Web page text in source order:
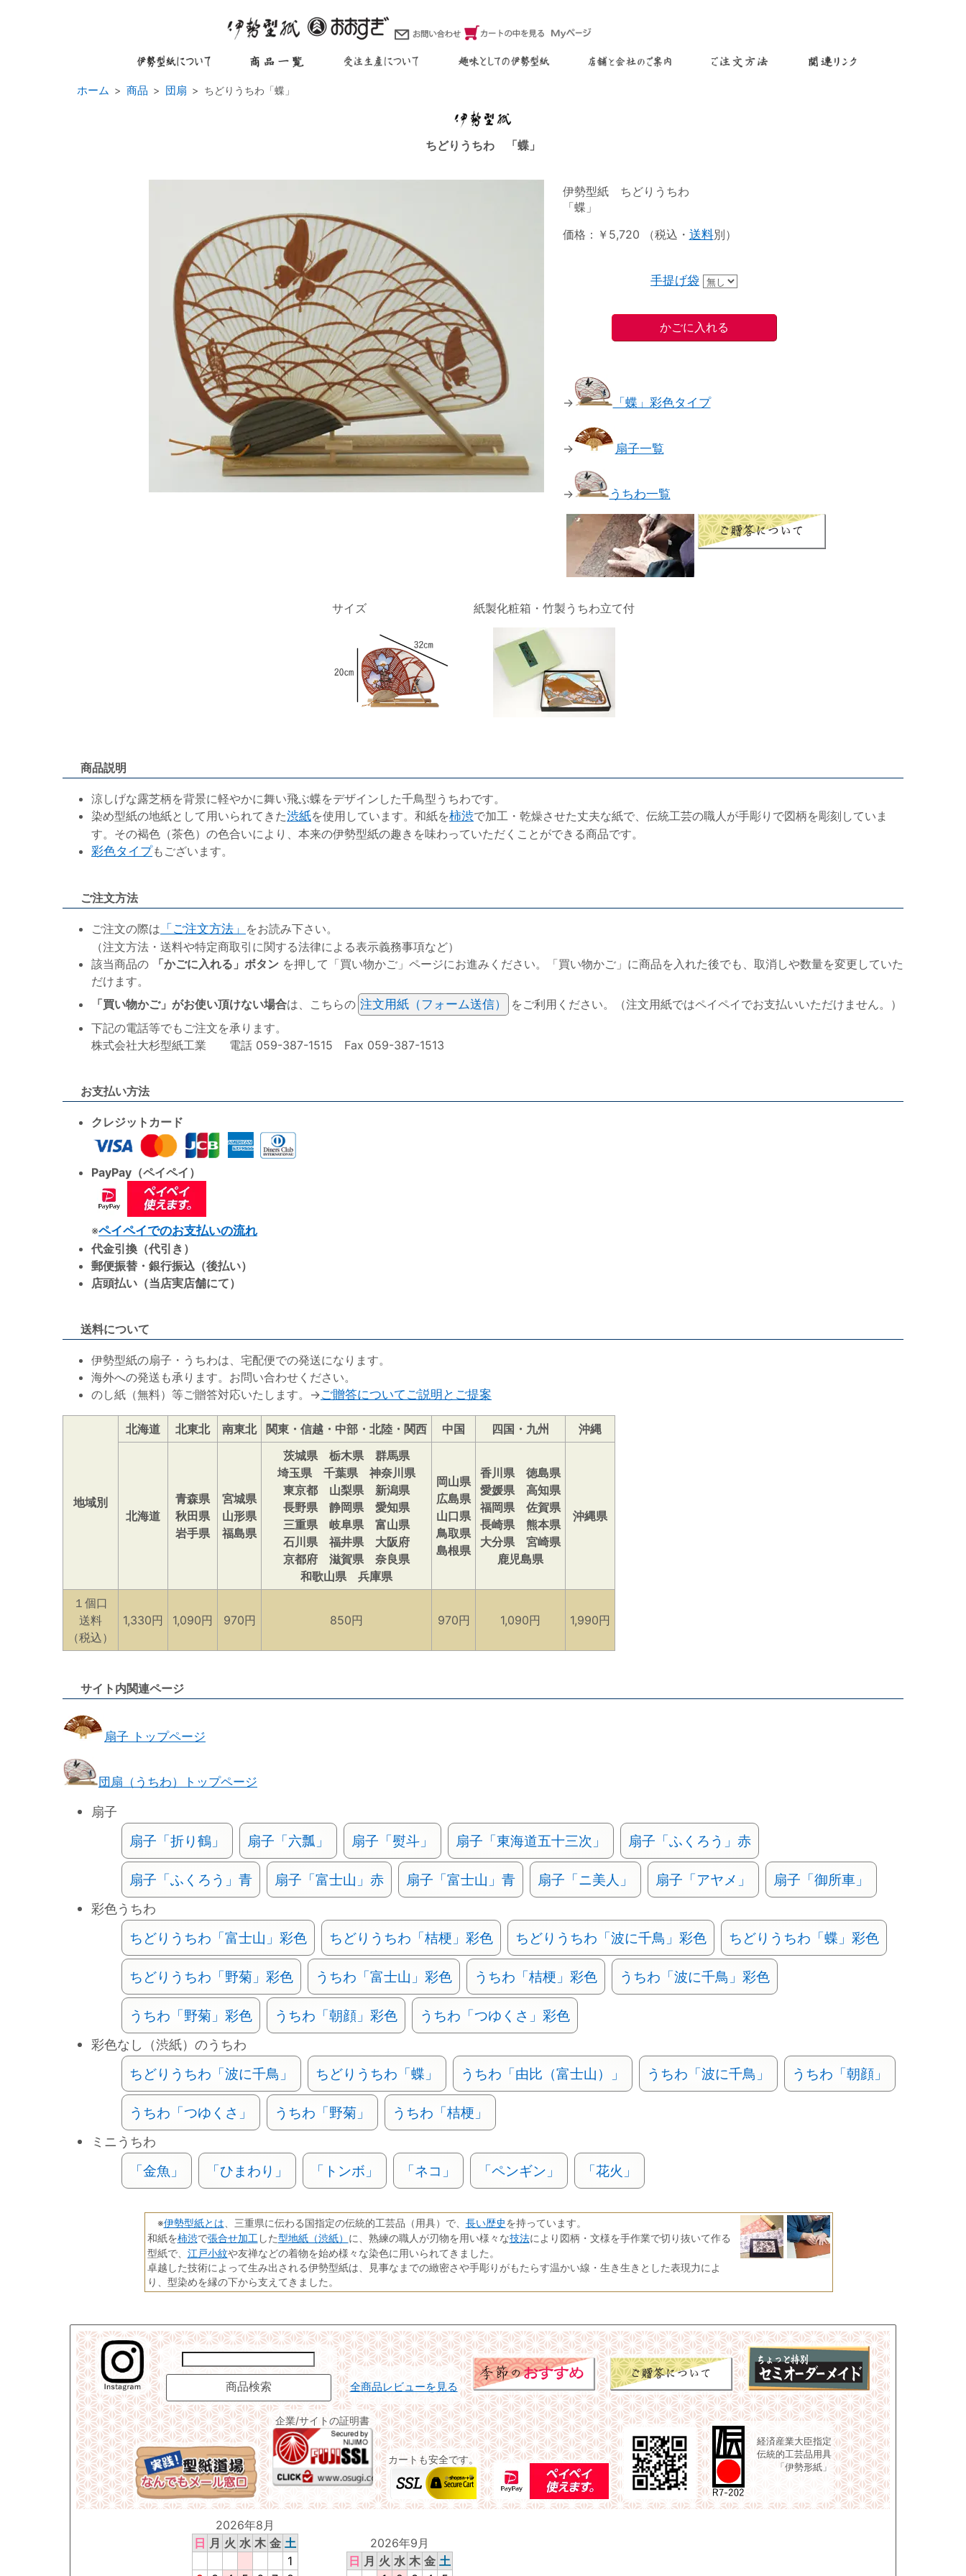
ホーム 商品 団扇 ちどりうちわ「蝶」
ちどりうちわ 「蝶」
伊勢型紙 ちどりうちわ
「蝶」
価格：￥5,720 （税込・ 送料別）
手提げ袋
→ 「蝶」彩色タイプ
→ 扇子一覧
→ うちわ一覧
サイズ 紙製化粧箱・竹製うちわ立て付
商品説明
涼しげな露芝柄を背景に軽やかに舞い飛ぶ蝶をデザインした千鳥型うちわです。
染め型紙の地紙として用いられてきた渋紙を使用しています。和紙を柿渋で加工・乾燥させた丈夫な紙で、伝統工芸の職人が手彫りで図柄を彫刻していま
す。その褐色（茶色）の色合いにより、本来の伊勢型紙の趣きを味わっていただくことができる商品です。
彩色タイプもございます。
ご注文方法
ご注文の際は 「ご注文方法」 をお読み下さい。
（注文方法・送料や特定商取引に関する法律による表示義務事項など）
該当商品の
「かごに入れる」ボタン を押して「買い物かご」ページにお進みください。「買い物かご」に商品を入れた後でも、取消しや数量を変更していた
だけます。
「買い物かご」がお使い頂けない場合は、こちらの 注文用紙（フォーム送信）
をご利用ください。（注文用紙ではペイペイでお支払いいただけません。）
下記の電話等でもご注文を承ります。
株式会社大杉型紙工業 電話 059-387-1515 Fax 059-387-1513
お支払い方法
クレジットカード
PayPay（ペイペイ）
※ペイペイでのお支払いの流れ
代金引換（代引き）
郵便振替・銀行振込（後払い）
店頭払い（当店実店舗にて）
送料について
伊勢型紙の扇子・うちわは、宅配便での発送になります。
海外への発送も承ります。お問い合わせください。
のし紙（無料）等ご贈答対応いたします。→ご贈答についてご説明とご提案
地域別
北海道 北東北 南東北 関東・信越・中部・北陸・関西 中国 四国・九州 沖縄
北海道
青森県
秋田県
岩手県
宮城県
山形県
福島県
茨城県 栃木県 群馬県
埼玉県 千葉県 神奈川県
東京都 山梨県 新潟県
長野県 静岡県 愛知県
三重県 岐阜県 富山県
石川県 福井県 大阪府
京都府 滋賀県 奈良県
和歌山県 兵庫県
岡山県
広島県
山口県
鳥取県
島根県
香川県 徳島県
愛媛県 高知県
福岡県 佐賀県
長崎県 熊本県
大分県 宮崎県
鹿児島県
沖縄県
１個口
送料
（税込）
1,330円 1,090円 970円 850円 970円 1,090円 1,990円
サイト内関連ページ
扇子 トップページ
団扇（うちわ）トップページ
扇子
扇子「折り鶴」 扇子「六瓢」 扇子「熨斗」 扇子「東海道五十三次」 扇子「ふくろう」赤
扇子「ふくろう」青 扇子「富士山」赤 扇子「富士山」青 扇子「ニ美人」 扇子「アヤメ」 扇子「御所車」
彩色うちわ
ちどりうちわ「富士山」彩色 ちどりうちわ「桔梗」彩色 ちどりうちわ「波に千鳥」彩色 ちどりうちわ「蝶」彩色
ちどりうちわ「野菊」彩色 うちわ「富士山」彩色 うちわ「桔梗」彩色 うちわ「波に千鳥」彩色
うちわ「野菊」彩色 うちわ「朝顔」彩色 うちわ「つゆくさ」彩色
彩色なし（渋紙）のうちわ
ちどりうちわ「波に千鳥」 ちどりうちわ「蝶」 うちわ「由比（富士山）」 うちわ「波に千鳥」 うちわ「朝顔」
うちわ「つゆくさ」 うちわ「野菊」 うちわ「桔梗」
ミニうちわ
「金魚」 「ひまわり」 「トンボ」 「ネコ」 「ペンギン」 「花火」
※伊勢型紙とは、三重県に伝わる国指定の伝統的工芸品（用具）で、 長い歴史を持っています。
和紙を柿渋で張合せ加工した型地紙（渋紙） に、熟練の職人が刃物を用い様々な技法により図柄・文様を手作業で切り抜いて作る
型紙で、 江戸小紋や友禅などの着物を始め様々な染色に用いられてきました。
卓越した技術によって生み出される伊勢型紙は、見事なまでの緻密さや手彫りがもたらす温かい線・生き生きとした表現力によ
り、型染めを縁の下から支えてきました。
全商品レビューを見る
企業/サイトの証明書
カートも安全です。
経済産業大臣指定
伝統的工芸品用具
「伊勢形紙」
2026年8月
日 月 火 水 木 金 土
1
2026年9月
日 月 火 水 木 金 土